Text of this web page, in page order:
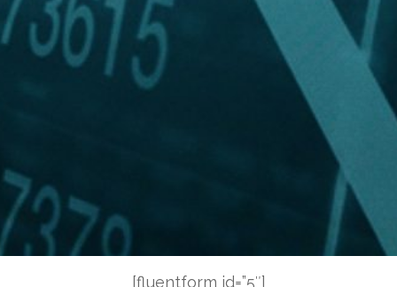
[fluentform id=”5″]